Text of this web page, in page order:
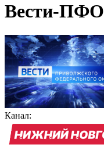
Вести-ПФО
Канал: